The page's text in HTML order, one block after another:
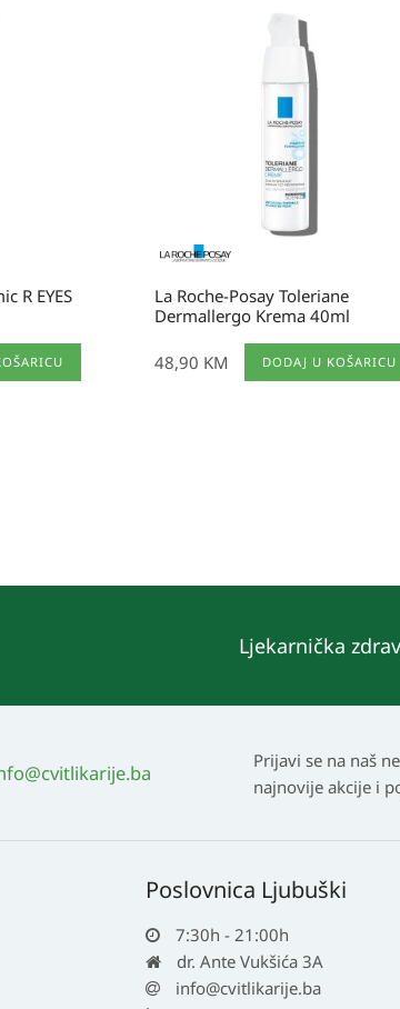
R EYES
La Roche-Posay Toleriane
Dermallergo Krema 40ml
48,90 KM DODAJ U KOŠARICU
Ljekarnička
Prijavi se na naš
najnovije akcije i
Poslovnica Ljubuški
7:30h - 21:00h
dr. Ante Vukšića 3A
info@cvitlikarije.ba